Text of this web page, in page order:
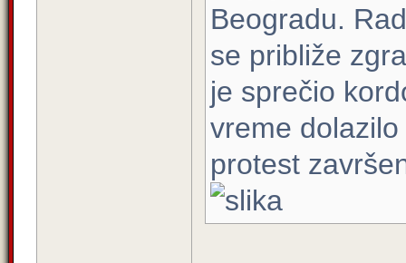
Beogradu.
se približe
je sprečio
vreme
protest